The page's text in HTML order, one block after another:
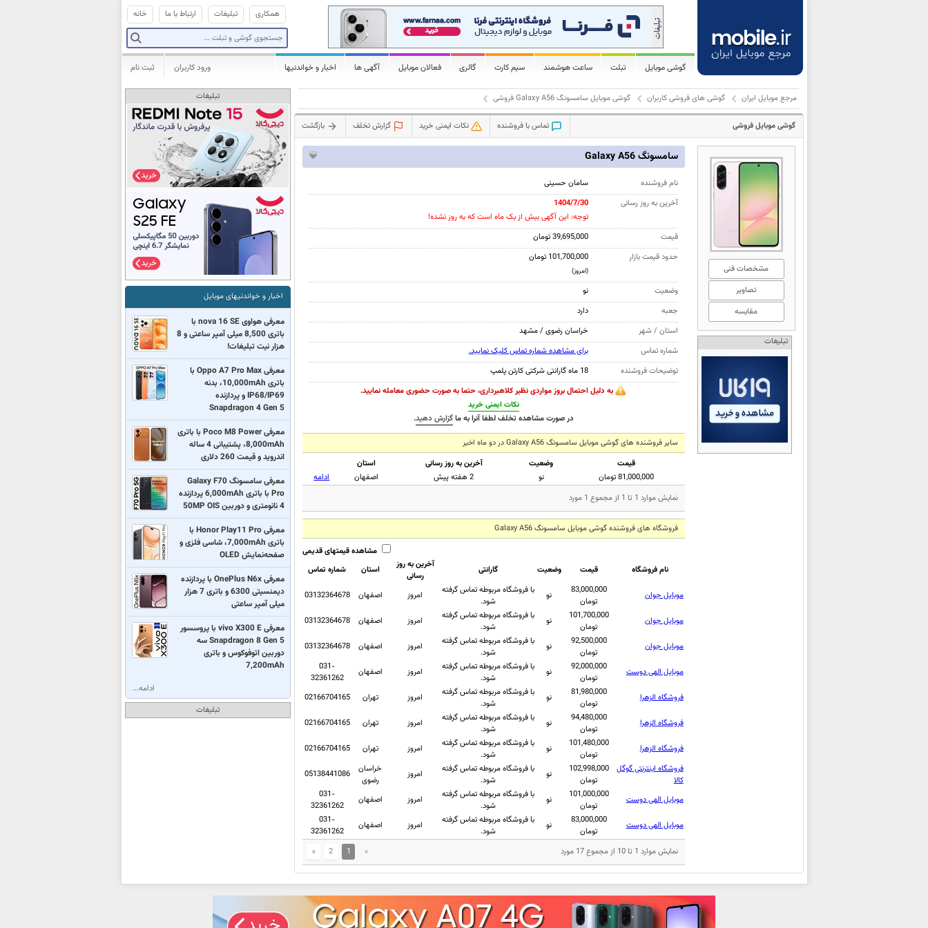
خانه ارتباط با ما تبلیغات همکاری
گوشی موبایل تبلت ساعت هوشمند سیم کارت گالری فعالان موبایل آگهی ها اخبار و خواندنیها ثبت نام ورود کاربران
مرجع موبایل ایران گوشی های فروشی کاربران گوشی موبایل سامسونگ Galaxy A56 فروشی
گوشی موبایل فروشی تماس با فروشنده نکات ایمنی خرید گزارش تخلف بازگشت
مشخصات فنی
تصاویر
مقایسه
تبلیغات
سامسونگ Galaxy A56
نام فروشنده
سامان حسینی
آخرین به روز رسانی
1404/7/30
توجه: این آگهی بیش از یک ماه است که به روز نشده!
قیمت
39,695,000 تومان
حدود قیمت بازار
101,700,000 تومان
(امروز)
وضعیت
نو
جعبه
دارد
استان / شهر
خراسان رضوی / مشهد
شماره تماس
برای مشاهده شماره تماس کلیک نمایید.
توضیحات فروشنده
18 ماه گارانتی شرکتی کارتن پلمپ
به دلیل احتمال بروز مواردی نظیر کلاهبرداری، حتما به صورت حضوری معامله نمایید.
نکات ایمنی خرید
در صورت مشاهده تخلف لطفا آنرا به ماگزارش دهید.
سایر فروشنده های گوشی موبایل سامسونگ Galaxy A56 در دو ماه اخیر
قیمت
وضعیت آخرین به روز رسانی
استان
81,000,000 تومان
نو 2 هفته پیش اصفهان
ادامه
نمایش موارد 1 تا 1 از مجموع 1 مورد
فروشگاه های فروشنده گوشی موبایل سامسونگ Galaxy A56
مشاهده قیمتهای قدیمی
نام فروشگاه
قیمت وضعیت گارانتی
آخرین به روز
رسانی
استان شماره تماس
موبایل جوان
83,000,000
تومان
نو
با فروشگاه مربوطه تماس گرفته
شود.
امروز اصفهان 03132364678
موبایل جوان
101,700,000
تومان
نو
با فروشگاه مربوطه تماس گرفته
شود.
امروز اصفهان 03132364678
موبایل جوان
92,500,000
تومان
نو
با فروشگاه مربوطه تماس گرفته
شود.
امروز اصفهان 03132364678
موبایل الهی دوست
92,000,000
تومان
نو
با فروشگاه مربوطه تماس گرفته
شود.
امروز اصفهان
031-
32361262
فروشگاه الزهرا
81,980,000
تومان
نو
با فروشگاه مربوطه تماس گرفته
شود.
امروز تهران 02166704165
فروشگاه الزهرا
94,480,000
تومان
نو
با فروشگاه مربوطه تماس گرفته
شود.
امروز تهران 02166704165
فروشگاه الزهرا
101,480,000
تومان
نو
با فروشگاه مربوطه تماس گرفته
شود.
امروز تهران
02166704165
فروشگاه اینترنتی گوگل
کالا
102,998,000
تومان
نو
با فروشگاه مربوطه تماس گرفته
شود.
امروز
خراسان
رضوی
05138441086
موبایل الهی دوست
101,000,000
تومان
نو
با فروشگاه مربوطه تماس گرفته
شود.
امروز اصفهان
031-
32361262
موبایل الهی دوست
83,000,000
تومان
نو
با فروشگاه مربوطه تماس گرفته
شود.
امروز اصفهان
031-
32361262
نمایش موارد 1 تا 10 از مجموع 17 مورد
«
1
2
»
تبلیغات
اخبار و خواندنیهای موبایل
معرفی هواوی nova 16 SE با
باتری 8,500 میلی آمپر ساعتی و 8
هزار نیت تبلیغات!
معرفی Oppo A7 Pro Max با
باتری 10,000mAh، بدنه
IP68/IP69 و پردازنده
Snapdragon 4 Gen 5
معرفی Poco M8 Power با باتری
8,000mAh، پشتیبانی 4 ساله
اندروید و قیمت 260 دلاری
معرفی سامسونگ Galaxy F70
Pro با باتری 6,000mAh پردازنده
4 نانومتری و دوربین 50MP OIS
معرفی Honor Play11 Pro با
باتری 7,000mAh، شاسی فلزی و
صفحه‌نمایش OLED
معرفی OnePlus N6x با پردازنده
دیمنسیتی 6300 و باتری 7 هزار
میلی آمپر ساعتی
معرفی vivo X300 E با پروسسور
Snapdragon 8 Gen 5 سه
دوربین اتوفوکوس و باتری
7,200mAh
ادامه...
تبلیغات